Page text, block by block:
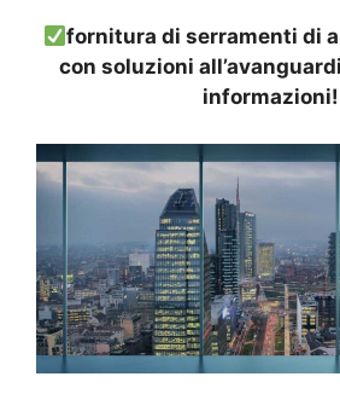
fornitura di serramenti di
con soluzioni
informazioni!